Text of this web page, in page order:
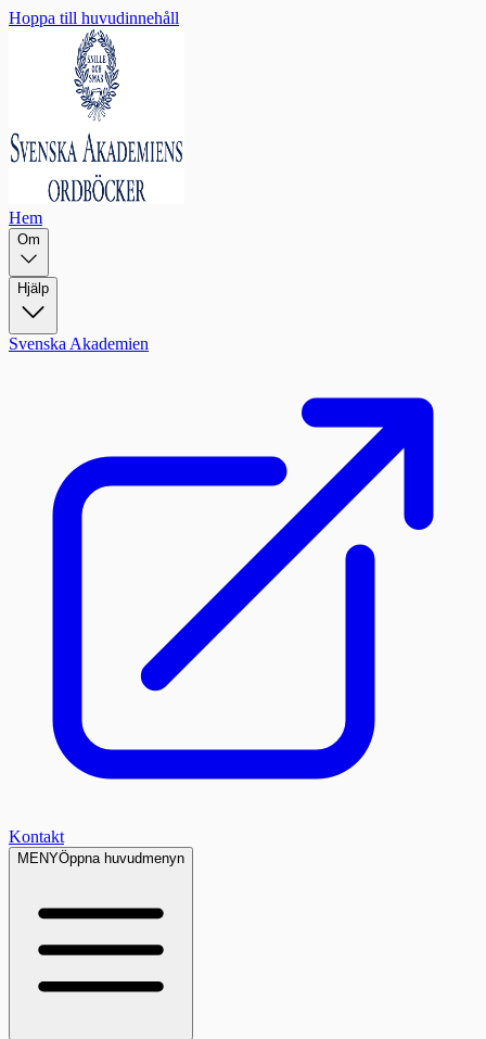
Hoppa till huvudinnehåll
Hem
Om
Hjälp
Svenska Akademien
Kontakt
MENYÖppna huvudmenyn